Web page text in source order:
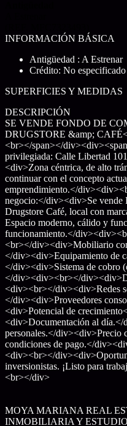
INFORMACIÓN BÁSICA
Antigüedad : A Estrenar
Crédito: No especificado
SUPERFICIES Y MEDIDAS
DESCRIPCIÓN
SE VENDE FONDO DE
DRUGSTORE &amp;
<br></span></
privilegiada: Calle Libertad
<div>Zona céntrica, de alto
continuar con el concepto
emprendimiento.</
negocio:</div><div>Se vende
Drugstore Café, local con
Espacio moderno, cálido y
funcionamiento.</
<br></div><div>Mobiliario
</div><div>Equipamiento de
</div><div>Sistema de cobro
</div><div><br></
<div><br></div><div>Redes
</div><div>Proveedores
<div>Potencial de
<div>Documentación al
personales.</div><div>Precio
condiciones de pago.</
<div><br></
inversionistas. ¡Listo para
<br></div>
MOYA MARIANA REAL
INMOBILIARIA Y